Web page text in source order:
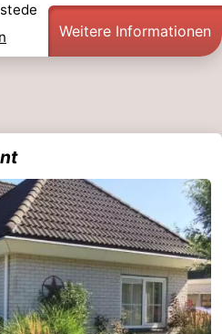
Weitere Informationen